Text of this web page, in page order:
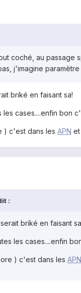
coché, au
j'imagine
briké en faisant sa!
cases....enfin bon
) c'est dans les APN et
:
briké en faisant
les cases....enfin
) c'est dans les APN